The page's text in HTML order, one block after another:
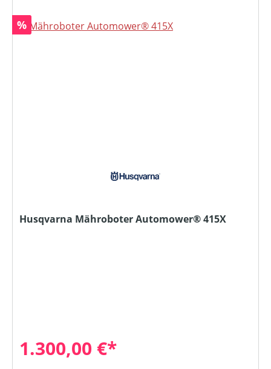
Rabatt
%
Husqvarna Mähroboter Automower® 415X
1.300,00 €*